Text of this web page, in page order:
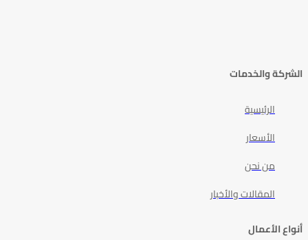
الشركة والخدمات
الرئيسية
الأسعار
من نحن
المقالات والأخبار
أنواع الأعمال